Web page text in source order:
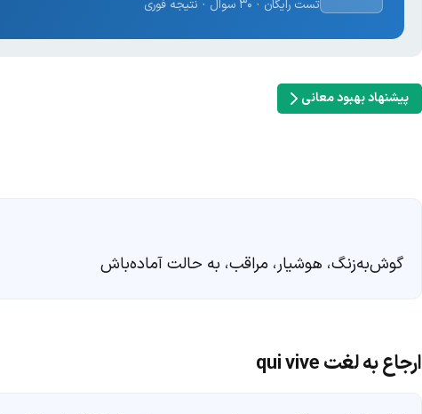
تست رایگان · ۳۰ سوال · نتیجه فوری
پیشنهاد بهبود معانی
گوش‌به‌زنگ، هوشیار، مراقب، به حالت آماده‌باش
ارجاع به لغت qui vive